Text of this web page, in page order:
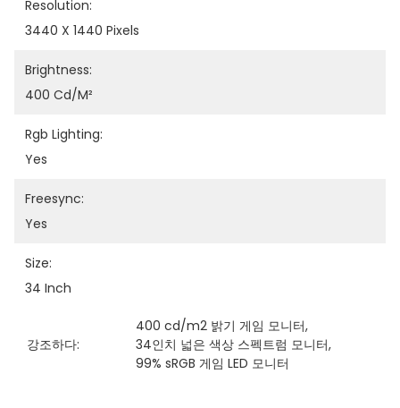
Resolution:
3440 X 1440 Pixels
Brightness:
400 Cd/m²
Rgb Lighting:
Yes
Freesync:
Yes
Size:
34 Inch
강조하다:
400 cd/m2 밝기 게임 모니터,
34인치 넓은 색상 스펙트럼 모니터,
99% sRGB 게임 LED 모니터